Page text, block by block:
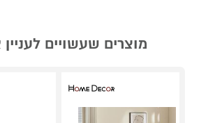
מוצרים שעשויים